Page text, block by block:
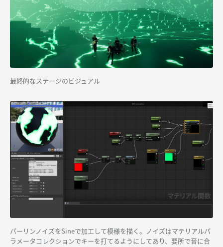
最終的なステージのビジュアル
パーリンノイズをSineで加工して模様を描く。ノイズはマテリアルパ
ラメータコレクションでキーを打てるようにしてあり、要所で音に合